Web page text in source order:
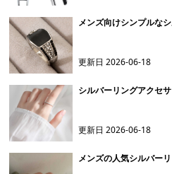
メンズ向けシンプルな
更新日2026-06-18
シルバーリングアクセ
更新日2026-06-18
メンズの人気シルバー